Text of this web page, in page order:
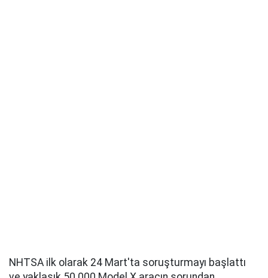
NHTSA ilk olarak 24 Mart'ta soruşturmayı başlattı